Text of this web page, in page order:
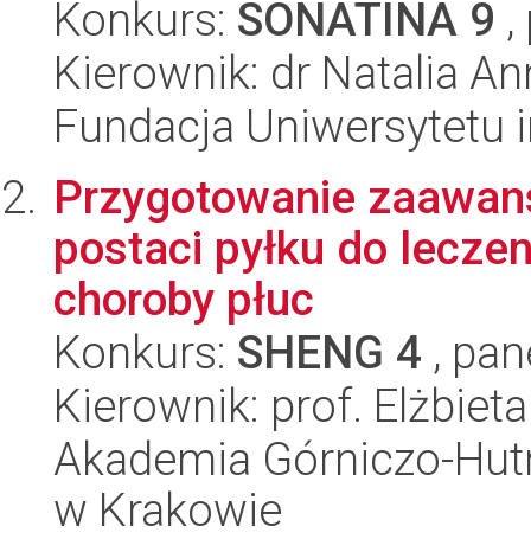
Konkurs: SONATINA 9
Kierownik: dr Natalia
Fundacja Uniwersytetu
Przygotowanie
postaci pyłku do
choroby płuc
Konkurs: SHENG 4 ,
Kierownik: prof.
Akademia Górniczo-
w Krakowie